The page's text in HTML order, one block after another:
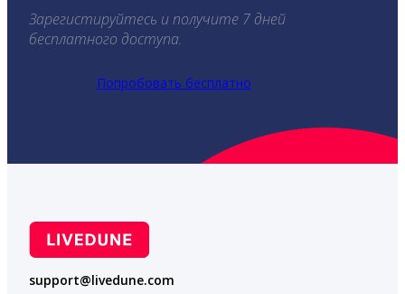
Зарегистируйтесь и получите 7 дней
бесплатного доступа.
Попробовать бесплатно
support@livedune.com